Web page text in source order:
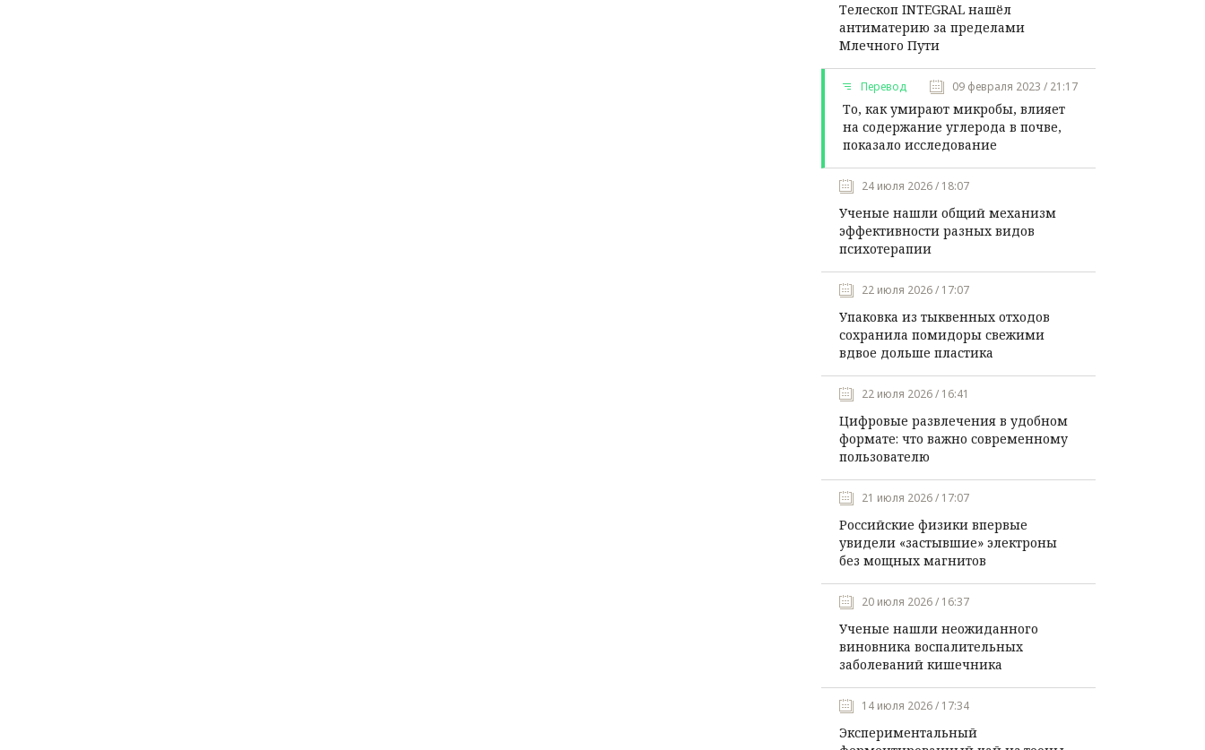
Телескоп INTEGRAL нашёл
антиматерию за пределами
Млечного Пути
Перевод 09 февраля 2023 / 21:17
То, как умирают микробы, влияет
на содержание углерода в почве,
показало исследование
24 июля 2026 / 18:07
Ученые нашли общий механизм
эффективности разных видов
психотерапии
22 июля 2026 / 17:07
Упаковка из тыквенных отходов
сохранила помидоры свежими
вдвое дольше пластика
22 июля 2026 / 16:41
Цифровые развлечения в удобном
формате: что важно современному
пользователю
21 июля 2026 / 17:07
Российские физики впервые
увидели «застывшие» электроны
без мощных магнитов
20 июля 2026 / 16:37
Ученые нашли неожиданного
виновника воспалительных
заболеваний кишечника
14 июля 2026 / 17:34
Экспериментальный